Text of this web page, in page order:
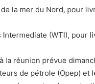
la mer du Nord, pour
(WTI), pour
la réunion prévue
de pétrole (Opep) et